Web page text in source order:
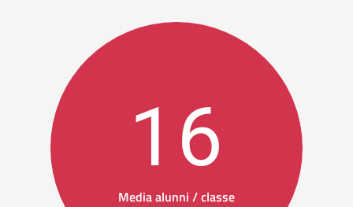
16
Media alunni / classe